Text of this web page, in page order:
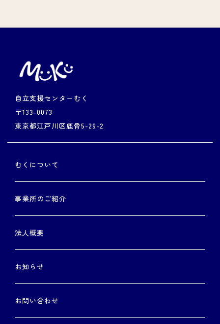
自立支援センターむく
〒133-0073
東京都江戸川区鹿骨5-29-2
むくについて
事業所のご紹介
法人概要
お知らせ
お問い合わせ